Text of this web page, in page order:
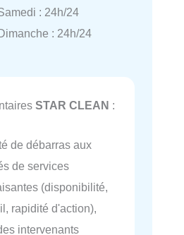
: 24h/24
: 24h/24
STAR CLEAN :
de débarras aux
de services
(disponibilité,
rapidité d'action),
intervenants